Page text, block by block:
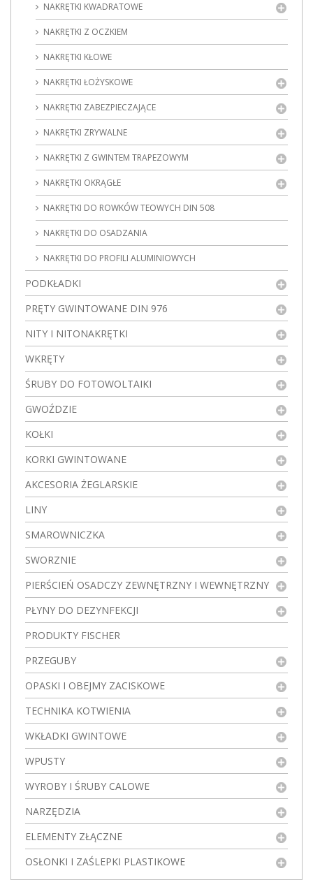
NAKRĘTKI KWADRATOWE
NAKRĘTKI Z OCZKIEM
NAKRĘTKI KŁOWE
NAKRĘTKI ŁOŻYSKOWE
NAKRĘTKI ZABEZPIECZAJĄCE
NAKRĘTKI ZRYWALNE
NAKRĘTKI Z GWINTEM TRAPEZOWYM
NAKRĘTKI OKRĄGŁE
NAKRĘTKI DO ROWKÓW TEOWYCH DIN 508
NAKRĘTKI DO OSADZANIA
NAKRĘTKI DO PROFILI ALUMINIOWYCH
PODKŁADKI
PRĘTY GWINTOWANE DIN 976
NITY I NITONAKRĘTKI
WKRĘTY
ŚRUBY DO FOTOWOLTAIKI
GWOŹDZIE
KOŁKI
KORKI GWINTOWANE
AKCESORIA ŻEGLARSKIE
LINY
SMAROWNICZKA
SWORZNIE
PIERŚCIEŃ OSADCZY ZEWNĘTRZNY I WEWNĘTRZNY
PŁYNY DO DEZYNFEKCJI
PRODUKTY FISCHER
PRZEGUBY
OPASKI I OBEJMY ZACISKOWE
TECHNIKA KOTWIENIA
WKŁADKI GWINTOWE
WPUSTY
WYROBY I ŚRUBY CALOWE
NARZĘDZIA
ELEMENTY ZŁĄCZNE
OSŁONKI I ZAŚLEPKI PLASTIKOWE